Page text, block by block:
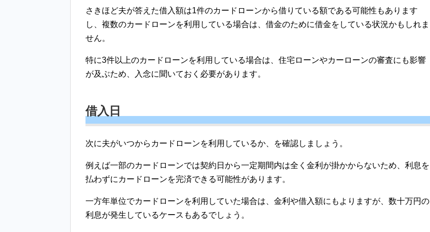
さきほど夫が答えた借入額は1件のカードローンから借りている額である可能性もあります
し、複数のカードローンを利用している場合は、借金のために借金をしている状況かもしれま
せん。
特に3件以上のカードローンを利用している場合は、住宅ローンやカーローンの審査にも影響
が及ぶため、入念に聞いておく必要があります。
借入日
次に夫がいつからカードローンを利用しているか、を確認しましょう。
例えば一部のカードローンでは契約日から一定期間内は全く金利が掛かからないため、利息を
払わずにカードローンを完済できる可能性があります。
一方年単位でカードローンを利用していた場合は、金利や借入額にもよりますが、数十万円の
利息が発生しているケースもあるでしょう。